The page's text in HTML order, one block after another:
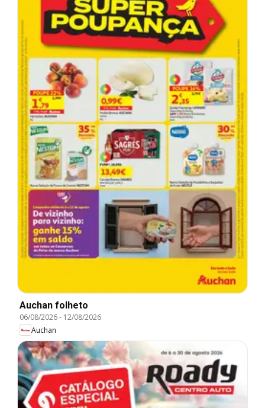
Auchan folheto
06/08/2026- 12/08/2026
Auchan